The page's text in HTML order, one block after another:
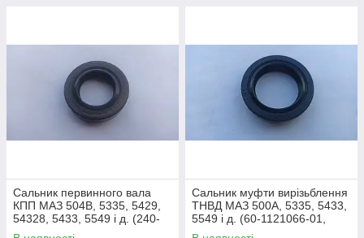
Сальник первинного вала
КПП МАЗ 504В, 5335, 5429,
54328, 5433, 5549 і д. (240-
1307090, 25х42х10)
Сальник муфти вирізьблення
ТНВД МАЗ 500А, 5335, 5433,
5549 і д. (60-1121066-01,
32х47)